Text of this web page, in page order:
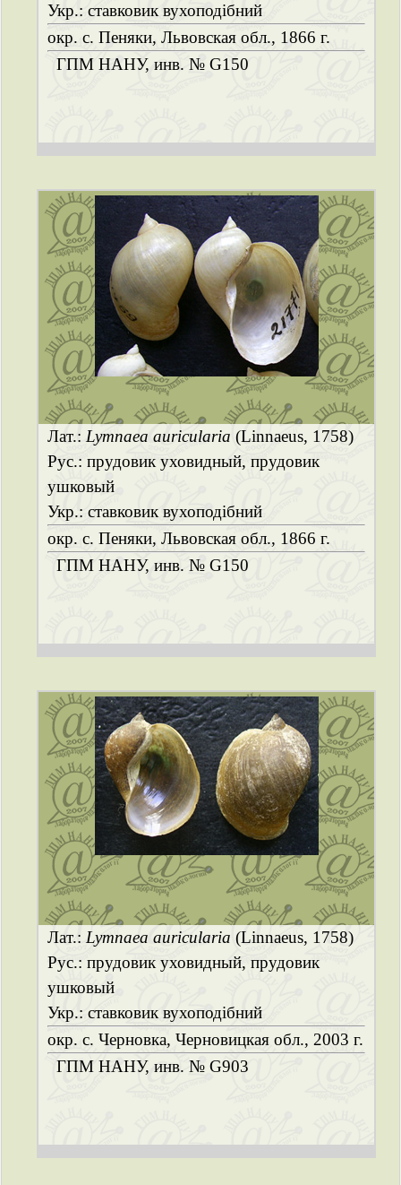
Укр.: ставковик вухоподібний
окр. с. Пеняки, Львовская обл., 1866 г.
ГПМ НАНУ, инв. № G150
Лат.: Lymnaea auricularia (Linnaeus, 1758)
Рус.: прудовик уховидный, прудовик
ушковый
Укр.: ставковик вухоподібний
окр. с. Пеняки, Львовская обл., 1866 г.
ГПМ НАНУ, инв. № G150
Лат.: Lymnaea auricularia (Linnaeus, 1758)
Рус.: прудовик уховидный, прудовик
ушковый
Укр.: ставковик вухоподібний
окр. с. Черновка, Черновицкая обл., 2003 г.
ГПМ НАНУ, инв. № G903